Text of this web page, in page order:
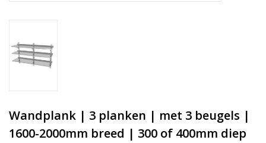
Wandplank | 3 planken | met 3 beugels |
1600-2000mm breed | 300 of 400mm diep